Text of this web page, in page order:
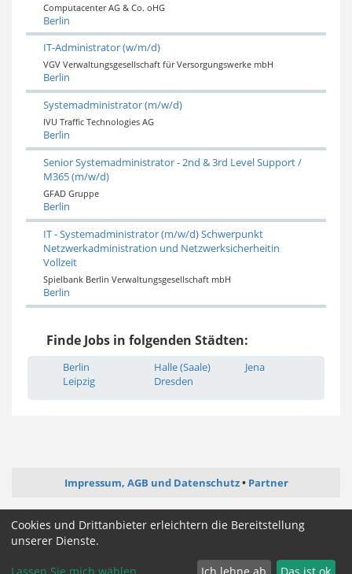
Computacenter AG & Co. oHG
Berlin
IT-Administrator (w/m/d)
VGV Verwaltungsgesellschaft für Versorgungswerke mbH
Berlin
Systemadministrator (m/w/d)
IVU Traffic Technologies AG
Berlin
Senior Systemadministrator - 2nd & 3rd Level Support /
M365 (m/w/d)
GFAD Gruppe
Berlin
IT - Systemadministrator (m/w/d) Schwerpunkt
Netzwerkadministration und Netzwerksicherheitin
Vollzeit
Spielbank Berlin Verwaltungsgesellschaft mbH
Berlin
Finde Jobs in folgenden Städten:
Berlin
Leipzig
Halle (Saale)
Dresden
Jena
Impressum, AGB und Datenschutz Partner
ictjob.de webentwickler-jobs.de
softwareentwickler-jobs.de
Cookies und Drittanbieter erleichtern die Bereitstellung
unserer Dienste.